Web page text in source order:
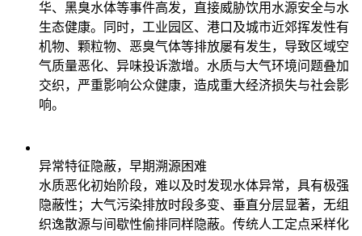
华、黑臭水体等事件高发，直接威胁饮用水源安全与水
生态健康。同时，工业园区、港口及城市近郊挥发性有
机物、颗粒物、恶臭气体等排放屡有发生，导致区域空
气质量恶化、异味投诉激增。水质与大气环境问题叠加
交织，严重影响公众健康，造成重大经济损失与社会影
响。
异常特征隐蔽，早期溯源困难
水质恶化初始阶段，难以及时发现水体异常，具有极强
隐蔽性；大气污染排放时段多变、垂直分层显著，无组
织逸散源与间歇性偷排同样隐蔽。传统人工定点采样化